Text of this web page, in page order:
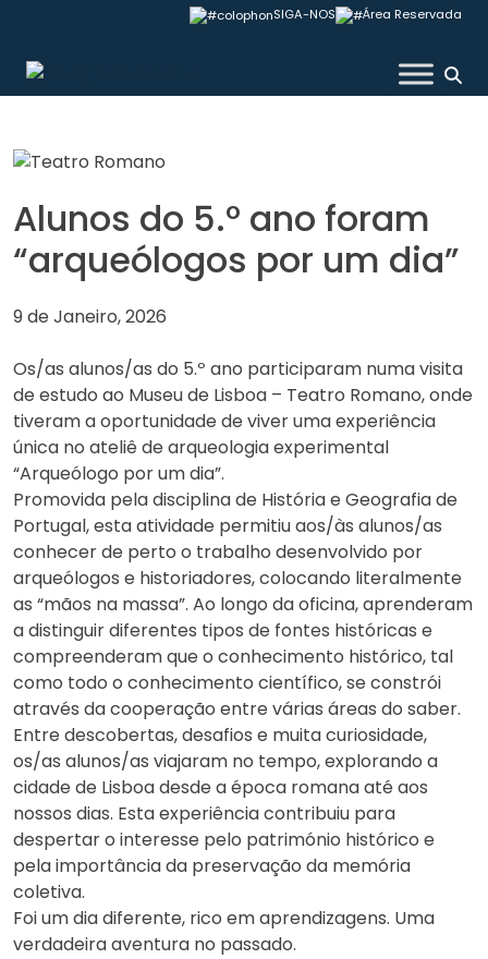
content
SIGA-NOS Área Reservada
Colégio Valsassina
Alunos do 5.º ano foram
“arqueólogos por um dia”
9 de Janeiro, 2026
Os/as alunos/as do 5.º ano participaram numa visita
de estudo ao Museu de Lisboa – Teatro Romano, onde
tiveram a oportunidade de viver uma experiência
única no ateliê de arqueologia experimental
“Arqueólogo por um dia”.
Promovida pela disciplina de História e Geografia de
Portugal, esta atividade permitiu aos/às alunos/as
conhecer de perto o trabalho desenvolvido por
arqueólogos e historiadores, colocando literalmente
as “mãos na massa”. Ao longo da oficina, aprenderam
a distinguir diferentes tipos de fontes históricas e
compreenderam que o conhecimento histórico, tal
como todo o conhecimento científico, se constrói
através da cooperação entre várias áreas do saber.
Entre descobertas, desafios e muita curiosidade,
os/as alunos/as viajaram no tempo, explorando a
cidade de Lisboa desde a época romana até aos
nossos dias. Esta experiência contribuiu para
despertar o interesse pelo património histórico e
pela importância da preservação da memória
coletiva.
Foi um dia diferente, rico em aprendizagens. Uma
verdadeira aventura no passado.